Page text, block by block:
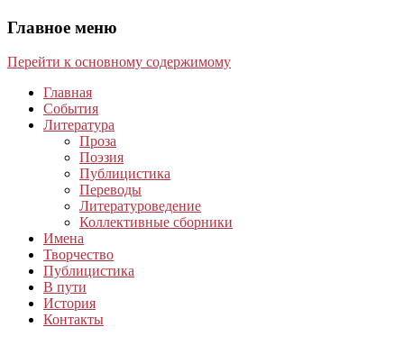
Главное меню
Перейти к основному содержимому
Главная
События
Литература
Проза
Поэзия
Публицистика
Переводы
Литературоведение
Коллективные сборники
Имена
Творчество
Публицистика
В пути
История
Контакты